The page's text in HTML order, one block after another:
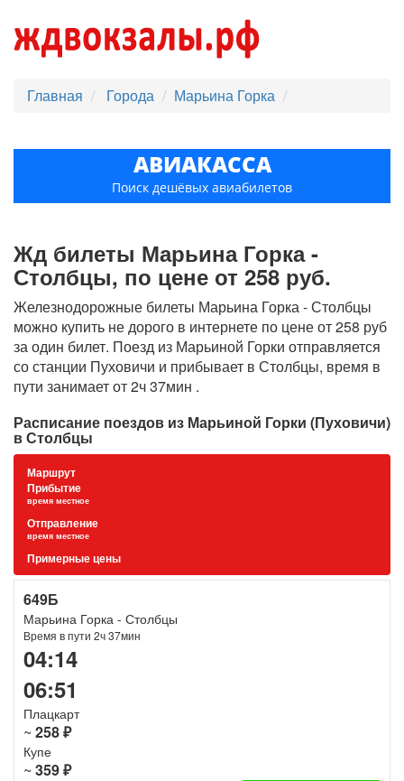
Главная Города Марьина Горка
АВИАКАССА
Поиск дешёвых авиабилетов
Жд билеты Марьина Горка -
Столбцы, по цене от 258 руб.
Железнодорожные билеты Марьина Горка - Столбцы
можно купить не дорого в интернете по цене от 258 руб
за один билет. Поезд из Марьиной Горки отправляется
со станции Пуховичи и прибывает в Столбцы, время в
пути занимает от 2ч 37мин .
Расписание поездов из Марьиной Горки (Пуховичи)
в Столбцы
Маршрут
Прибытие
время местное
Отправление
время местное
Примерные цены
649Б
Марьина Горка - Столбцы
Время в пути 2ч 37мин
04:14
06:51
Плацкарт
~ 258 ₽
Купе
~ 359 ₽